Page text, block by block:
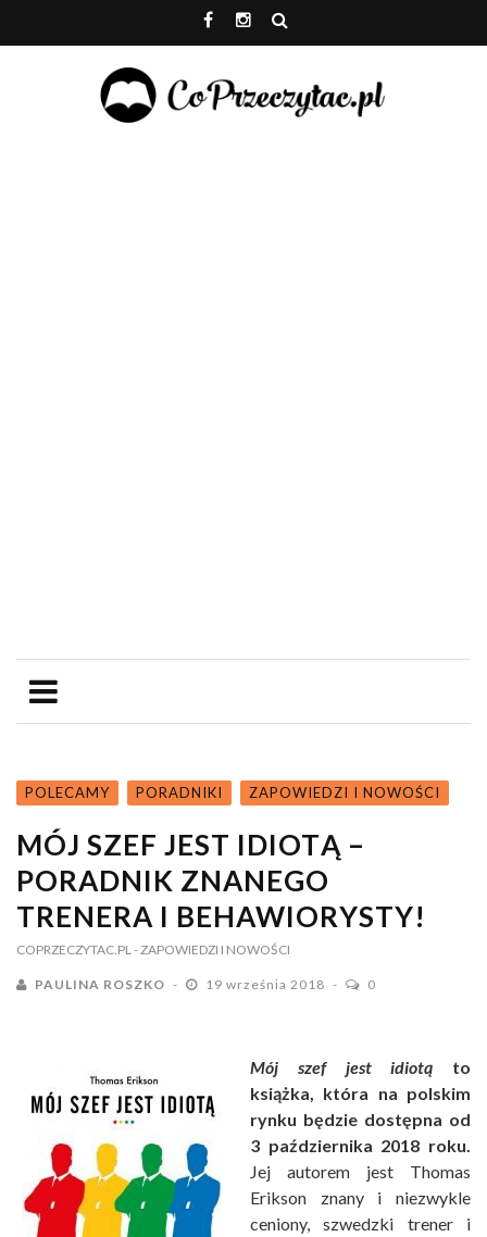
POLECAMY PORADNIKI ZAPOWIEDZI I NOWOŚCI
MÓJ SZEF JEST IDIOTĄ –
PORADNIK ZNANEGO
TRENERA I BEHAWIORYSTY!
COPRZECZYTAC.PL - ZAPOWIEDZI I NOWOŚCI
PAULINA ROSZKO 19 września 2018 0
Mój szef jest idiotą to
książka, która na polskim
rynku będzie dostępna od
3 października 2018 roku.
Jej autorem jest Thomas
Erikson znany i niezwykle
ceniony, szwedzki trener i